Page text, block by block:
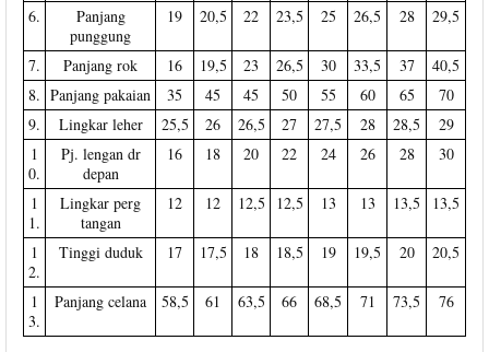
6.
Panjang
punggung
19 20,5 22 23,5 25 26,5 28 29,5
7. Panjang rok 16 19,5 23 26,5 30 33,5 37
40,5
8. Panjang pakaian 35 45 45 50 55 60 65
70
9.
Lingkar leher 25,5 26 26,5 27 27,5 28 28,5
29
1
0.
Pj. lengan dr
depan
16 18 20 22 24 26 28 30
1
1.
Lingkar perg
tangan
12 12 12,5 12,5 13 13 13,5 13,5
1
2.
Tinggi duduk 17 17,5 18 18,5 19 19,5 20 20,5
1
3.
Panjang celana 58,5 61 63,5 66 68,5 71 73,5 76